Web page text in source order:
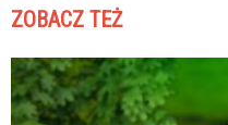
ZOBACZ TEŻ